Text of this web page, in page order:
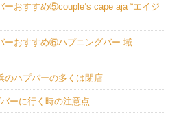
ーおすすめ⑤couple’s cape aja “エイジ
ーおすすめ⑥ハプニングバー 域
のハプバーの多くは閉店
ーに行く時の注意点